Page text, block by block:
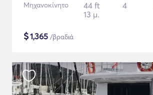
Μηχανοκίνητο
44 ft
13 μ.
4
$1,365 /βραδιά